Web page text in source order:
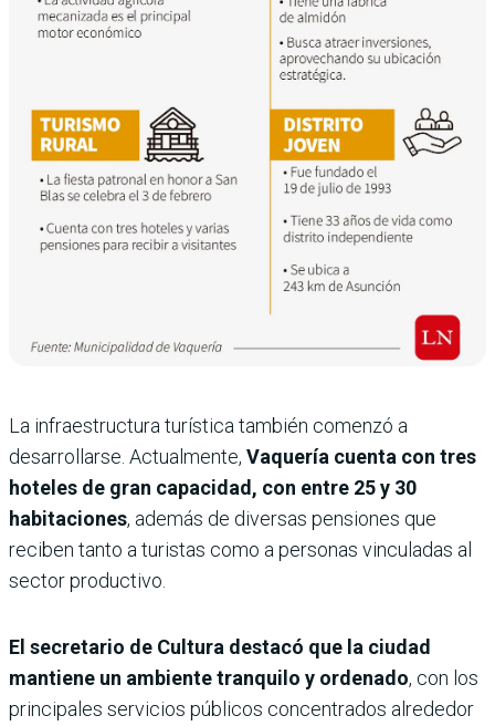
La infraestructura turística también comenzó a
desarrollarse. Actualmente, Vaquería cuenta con tres
hoteles de gran capacidad, con entre 25 y 30
habitaciones, además de diversas pensiones que
reciben tanto a turistas como a personas vinculadas al
sector productivo.
El secretario de Cultura destacó que la ciudad
mantiene un ambiente tranquilo y ordenado, con los
principales servicios públicos concentrados alrededor